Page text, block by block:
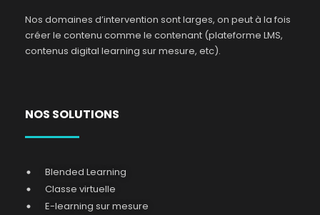
Nos domaines d’intervention sont larges, on peut à la fois
créer le contenu comme le contenant (plateforme LMS,
contenus digital learning sur mesure, etc).
NOS SOLUTIONS
Blended Learning
Classe virtuelle
E-learning sur mesure